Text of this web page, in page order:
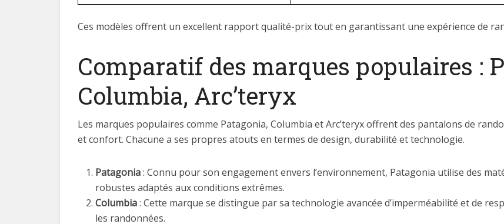
Ces modèles offrent un excellent rapport qualité-prix tout en garantissant une expérience de
Comparatif des marques populaires :
Columbia, Arc’teryx
Les marques populaires comme Patagonia, Columbia et Arc’teryx offrent des pantalons de
et confort. Chacune a ses propres atouts en termes de design, durabilité et technologie.
Patagonia: Connu pour son engagement envers l’environnement, Patagonia utilise des
robustes adaptés aux conditions extrêmes.
Columbia: Cette marque se distingue par sa technologie avancée d’imperméabilité et de
les randonnées.